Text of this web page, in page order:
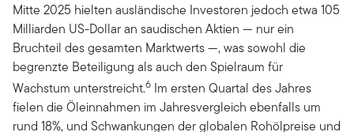
Mitte 2025 hielten ausländische Investoren jedoch etwa 105
Milliarden US-Dollar an saudischen Aktien — nur ein
Bruchteil des gesamten Marktwerts —, was sowohl die
begrenzte Beteiligung als auch den Spielraum für
Wachstum unterstreicht.6 Im ersten Quartal des Jahres
fielen die Öleinnahmen im Jahresvergleich ebenfalls um
rund 18%, und Schwankungen der globalen Rohölpreise und